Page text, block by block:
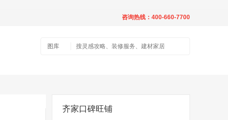
咨询热线：400-660-7700
图库
齐家口碑旺铺